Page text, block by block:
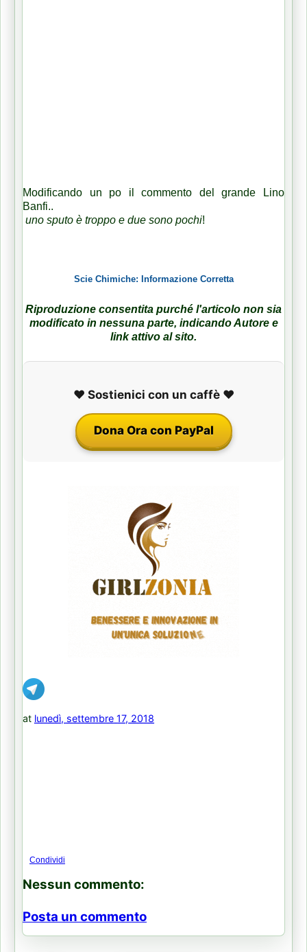
Modificando un po il commento del grande Lino
Banfi..
uno sputo è troppo e due sono pochi!
Scie Chimiche: Informazione Corretta
Riproduzione consentita purché l'articolo non sia
modificato in nessuna parte, indicando Autore e
link attivo al sito.
❤️ Sostienici con un caffè ❤️
Dona Ora con PayPal
at lunedì, settembre 17, 2018
Condividi
Nessun commento:
Posta un commento